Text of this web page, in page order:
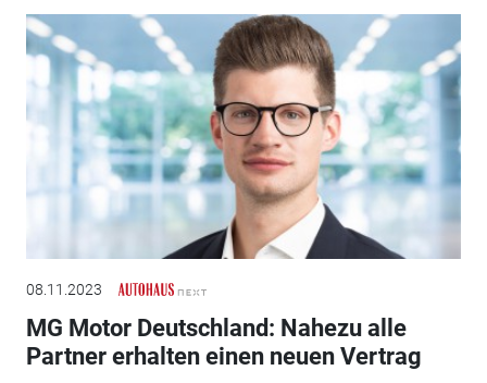
08.11.2023
MG Motor Deutschland: Nahezu alle
Partner erhalten einen neuen Vertrag